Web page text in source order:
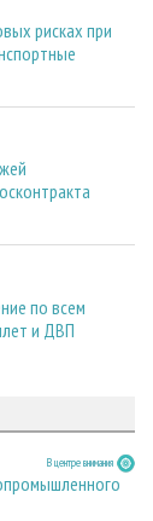
рисках при
по всем
и ДВП
В центре внимания